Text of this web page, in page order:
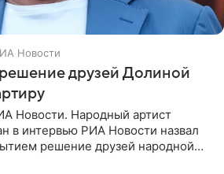
Новости
друзей Долиной
Новости. Народный артист
в интервью РИА Новости назвал
решение друзей народной